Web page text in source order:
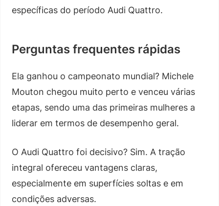
específicas do período Audi Quattro.
Perguntas frequentes rápidas
Ela ganhou o campeonato mundial? Michele
Mouton chegou muito perto e venceu várias
etapas, sendo uma das primeiras mulheres a
liderar em termos de desempenho geral.
O Audi Quattro foi decisivo? Sim. A tração
integral ofereceu vantagens claras,
especialmente em superfícies soltas e em
condições adversas.